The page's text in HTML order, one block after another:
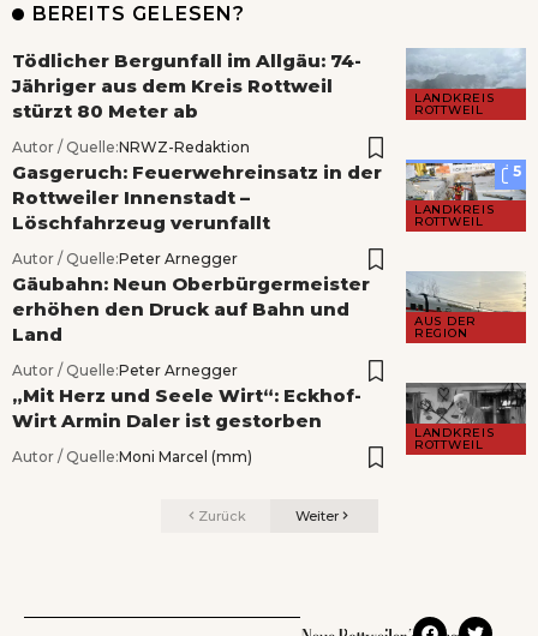
BEREITS GELESEN?
LANDKREIS
ROTTWEIL
Tödlicher Bergunfall im Allgäu: 74-
Jähriger aus dem Kreis Rottweil
stürzt 80 Meter ab
Autor / Quelle:NRWZ-Redaktion
5
LANDKREIS
ROTTWEIL
Gasgeruch: Feuerwehreinsatz in der
Rottweiler Innenstadt –
Löschfahrzeug verunfallt
Autor / Quelle:Peter Arnegger
AUS DER
REGION
Gäubahn: Neun Oberbürgermeister
erhöhen den Druck auf Bahn und
Land
Autor / Quelle:Peter Arnegger
LANDKREIS
ROTTWEIL
„Mit Herz und Seele Wirt“: Eckhof-
Wirt Armin Daler ist gestorben
Autor / Quelle:Moni Marcel (mm)
Zurück Weiter